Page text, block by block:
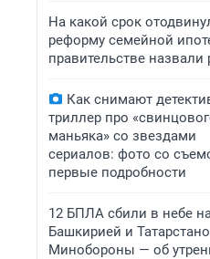
На какой срок
реформу семейной
правительстве назвали
Как снимают
триллер про
маньяка» со звездами
сериалов: фото со
первые подробности
12 БПЛА сбили в небе
Башкирией и
Минобороны — об